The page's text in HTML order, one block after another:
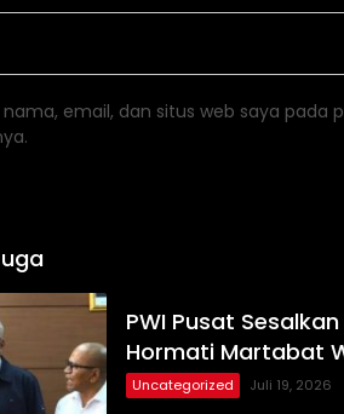
nama, email, dan situs web saya pada
PWI Pusat
Hormati Martabat
Uncategorized Juli 19, 2026